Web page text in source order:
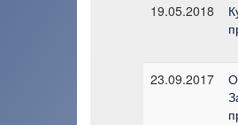
19.05.2018
23.09.2017